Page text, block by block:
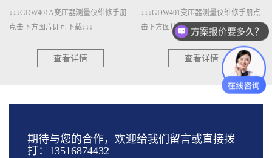
↓↓↓GDW401A变压器测量仪维修手册
点击下方图片即可下载↓↓↓
查看详情
↓↓↓GDW401变压器测量仪维修手册点
击下方图片即可下载↓↓↓
查看详情
期待与您的合作，欢迎给我们留言或直接拨
打：13516874432
方案报价要多久？